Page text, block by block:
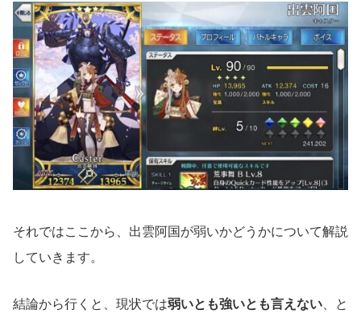
それではここから、出雲阿国が弱いかどうかについて解説
していきます。
結論から行くと、現状では弱いとも強いとも言えない 、と